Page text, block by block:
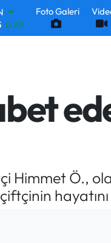
0.32
Foto Galeri
Himmet Ö.,